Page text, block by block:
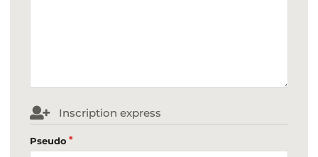
Inscription express
Pseudo